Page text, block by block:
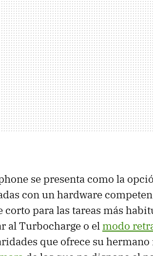
se presenta como la
con un hardware
corto para las tareas más
al Turbocharge o el modo
que ofrece su